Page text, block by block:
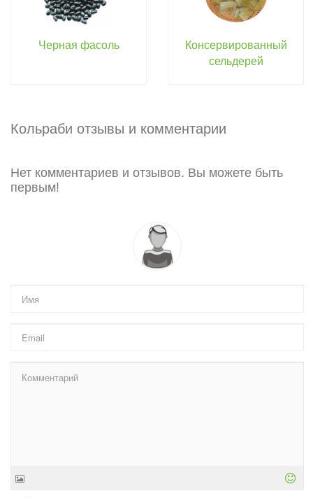
Черная фасоль
Консервированный
сельдерей
Кольраби отзывы и комментарии
Нет комментариев и отзывов. Вы можете быть
первым!